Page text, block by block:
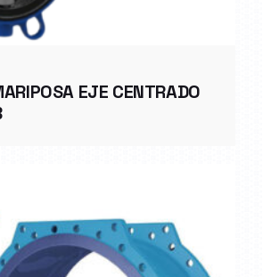
EJE CENTRADO